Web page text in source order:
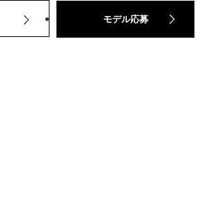
モデル応募